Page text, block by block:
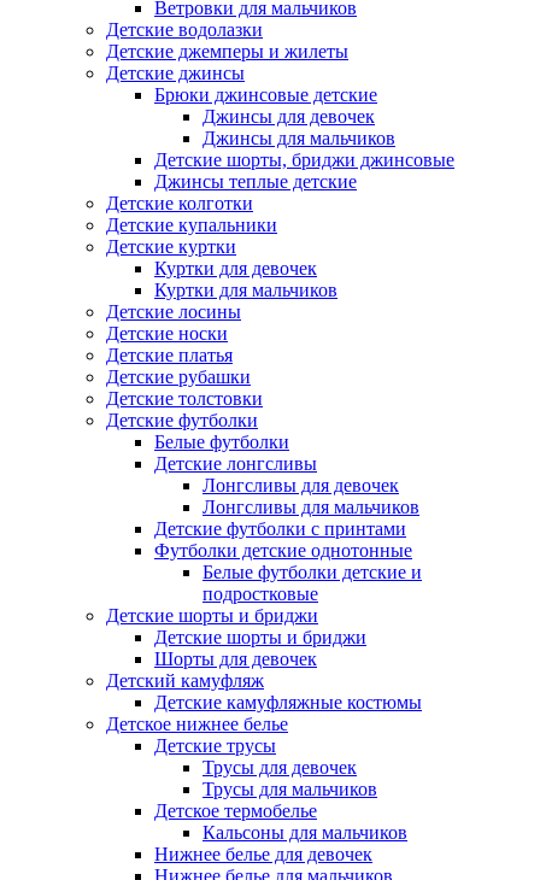
Ветровки для мальчиков
Детские водолазки
Детские джемперы и жилеты
Детские джинсы
Брюки джинсовые детские
Джинсы для девочек
Джинсы для мальчиков
Детские шорты, бриджи джинсовые
Джинсы теплые детские
Детские колготки
Детские купальники
Детские куртки
Куртки для девочек
Куртки для мальчиков
Детские лосины
Детские носки
Детские платья
Детские рубашки
Детские толстовки
Детские футболки
Белые футболки
Детские лонгсливы
Лонгсливы для девочек
Лонгсливы для мальчиков
Детские футболки с принтами
Футболки детские однотонные
Белые футболки детские и
подростковые
Детские шорты и бриджи
Детские шорты и бриджи
Шорты для девочек
Детский камуфляж
Детские камуфляжные костюмы
Детское нижнее белье
Детские трусы
Трусы для девочек
Трусы для мальчиков
Детское термобелье
Кальсоны для мальчиков
Нижнее белье для девочек
Нижнее белье для мальчиков